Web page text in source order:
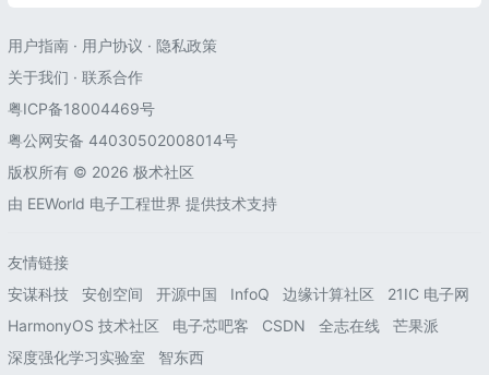
用户指南 · 用户协议 · 隐私政策
关于我们 · 联系合作
粤ICP备18004469号
粤公网安备 44030502008014号
版权所有 © 2026 极术社区
由 EEWorld 电子工程世界 提供技术支持
友情链接
安谋科技
安创空间 开源中国 InfoQ 边缘计算社区
21IC 电子网
HarmonyOS 技术社区
电子芯吧客 CSDN 全志在线
芒果派
深度强化学习实验室
智东西